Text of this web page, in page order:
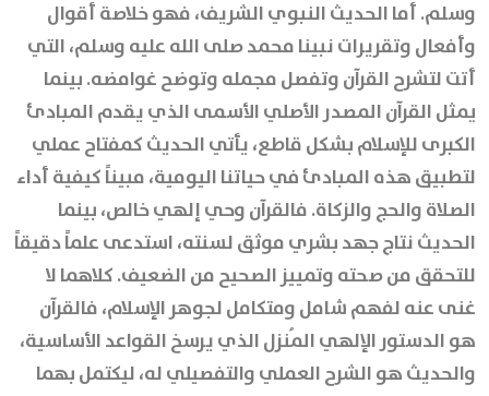
وسلم. أما الحديث النبوي الشريف، فهو خلاصة أقوال
وأفعال وتقريرات نبينا محمد صلى الله عليه وسلم، التي
أتت لتشرح القرآن وتفصل مجمله وتوضح غوامضه. بينما
يمثل القرآن المصدر الأصلي الأسمى الذي يقدم المبادئ
الكبرى للإسلام بشكل قاطع، يأتي الحديث كمفتاح عملي
لتطبيق هذه المبادئ في حياتنا اليومية، مبيناً كيفية أداء
الصلاة والحج والزكاة. فالقرآن وحي إلهي خالص، بينما
الحديث نتاج جهد بشري موثق لسنته، استدعى علماً دقيقاً
للتحقق من صحته وتمييز الصحيح من الضعيف. كلاهما لا
غنى عنه لفهم شامل ومتكامل لجوهر الإسلام، فالقرآن
هو الدستور الإلهي المُنزل الذي يرسخ القواعد الأساسية،
والحديث هو الشرح العملي والتفصيلي له، ليكتمل بهما